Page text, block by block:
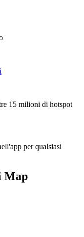
15 milioni di hotspot
per qualsiasi
Map